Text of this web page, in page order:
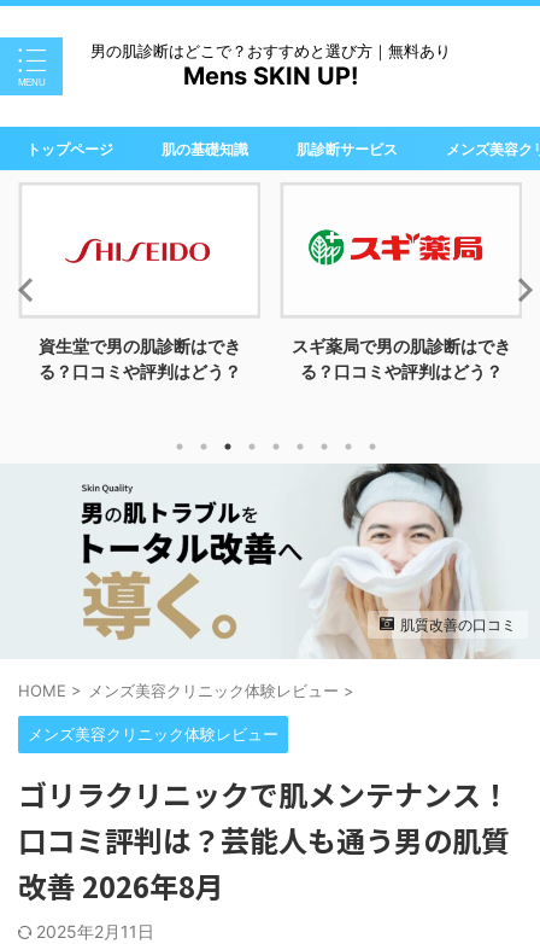
男の肌診断はどこで？おすすめと選び方｜無料あり
Mens SKIN UP!
トップページ 肌の基礎知識 肌診断サービス メンズ美容ク
スギ薬局で男の肌診断はでき
る？口コミや評判はどう？
ファンケルで男の肌診断はで
きる？口コミや評判はどう？
肌質改善の口コミ
HOME > メンズ美容クリニック体験レビュー >
メンズ美容クリニック体験レビュー
ゴリラクリニックで肌メンテナンス！
口コミ評判は？芸能人も通う男の肌質
改善 2026年8月
2025年2月11日